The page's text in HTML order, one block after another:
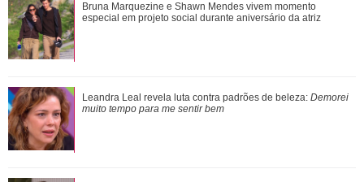
Relembre as vezes que Virginia Fonseca deu um fim a
polêmicas sem rebater diretamente os fat...
Shawn Mendes, João Guilherme, Enzo Celulari... Relembre
os amores - e affairs - de Bruna Mar...
Bruna Marquezine e Shawn Mendes vivem momento
especial em projeto social durante aniversário da atriz
Leandra Leal revela luta contra padrões de beleza: Demorei
muito tempo para me sentir bem